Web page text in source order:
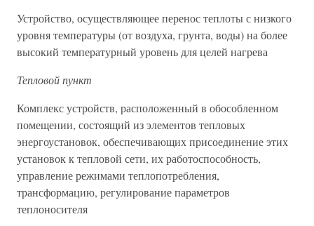
Устройство, осуществляющее перенос теплоты с низкого
уровня температуры (от воздуха, грунта, воды) на более
высокий температурный уровень для целей нагрева
Тепловой пункт
Комплекс устройств, расположенный в обособленном
помещении, состоящий из элементов тепловых
энергоустановок, обеспечивающих присоединение этих
установок к тепловой сети, их работоспособность,
управление режимами теплопотребления,
трансформацию, регулирование параметров
теплоносителя